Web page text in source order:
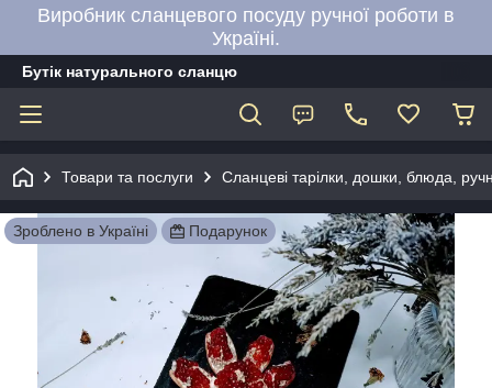
Виробник сланцевого посуду ручної роботи в
Україні.
Бутік натурального сланцю
Товари та послуги Сланцеві тарілки, дошки, блюда,
Зроблено в Україні Подарунок